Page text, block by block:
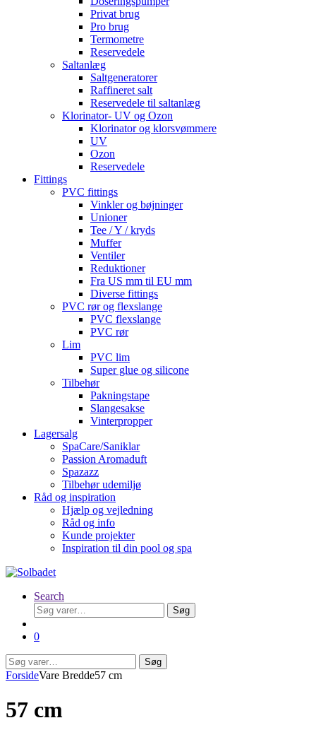
Privat brug
Pro brug
Termometre
Reservedele
Saltanlæg
Saltgeneratorer
Raffineret salt
Reservedele til saltanlæg
Klorinator- UV og Ozon
Klorinator og klorsvømmere
UV
Ozon
Reservedele
Fittings
PVC fittings
Vinkler og bøjninger
Unioner
Tee / Y / kryds
Muffer
Ventiler
Reduktioner
Fra US mm til EU mm
Diverse fittings
PVC rør og flexslange
PVC flexslange
PVC rør
Lim
PVC lim
Super glue og silicone
Tilbehør
Pakningstape
Slangesakse
Vinterpropper
Lagersalg
SpaCare/Saniklar
Passion Aromaduft
Spazazz
Tilbehør udemiljø
Råd og inspiration
Hjælp og vejledning
Råd og info
Kunde projekter
Inspiration til din pool og spa
Search
Søg
efter:
Søg
0
Søg
efter:
Søg
ForsideVare Bredde57 cm
57 cm